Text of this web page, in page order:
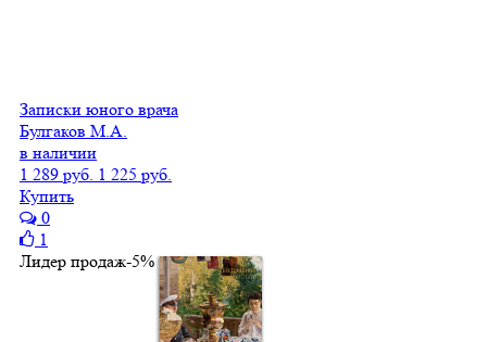
Записки юного врача
Булгаков М.А.
в наличии
1 289 руб. 1 225 руб.
Купить
0
1
Лидер продаж-5%